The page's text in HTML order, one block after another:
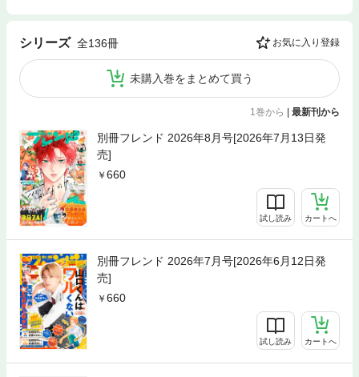
シリーズ 全136冊 お気に入り登録
未購入巻をまとめて買う
1巻から | 最新刊から
別冊フレンド 2026年8月号[2026年7月13日発
売]
660
試し読み カートへ
別冊フレンド 2026年7月号[2026年6月12日発
売]
660
試し読み カートへ